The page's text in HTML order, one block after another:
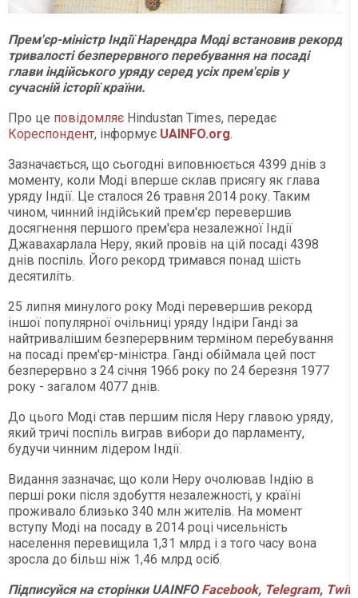
Прем'єр-міністр Індії Нарендра Моді встановив рекорд
тривалості безперервного перебування на посаді
глави індійського уряду серед усіх прем'єрів у
сучасній історії країни.
Про це повідомляє Hindustan Times, передає
Кореспондент, інформує UAINFO.org.
Зазначається, що сьогодні виповнюється 4399 днів з
моменту, коли Моді вперше склав присягу як глава
уряду Індії. Це сталося 26 травня 2014 року. Таким
чином, чинний індійський прем'єр перевершив
досягнення першого прем'єра незалежної Індії
Джавахарлала Неру, який провів на цій посаді 4398
днів поспіль. Його рекорд тримався понад шість
десятиліть.
25 липня минулого року Моді перевершив рекорд
іншої популярної очільниці уряду Індіри Ганді за
найтривалішим безперервним терміном перебування
на посаді прем'єр-міністра. Ганді обіймала цей пост
безперервно з 24 січня 1966 року по 24 березня 1977
року - загалом 4077 днів.
До цього Моді став першим після Неру главою уряду,
який тричі поспіль виграв вибори до парламенту,
будучи чинним лідером Індії.
Видання зазначає, що коли Неру очолював Індію в
перші роки після здобуття незалежності, у країні
проживало близько 340 млн жителів. На момент
вступу Моді на посаду в 2014 році чисельність
населення перевищила 1,31 млрд і з того часу вона
зросла до більш ніж 1,46 млрд осіб.
ПідписуйсянасторінкиUAINFO Facebook, Telegram,